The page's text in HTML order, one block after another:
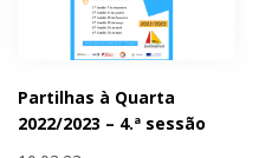
Partilhas à Quarta
2022/2023 – 4.ª sessão